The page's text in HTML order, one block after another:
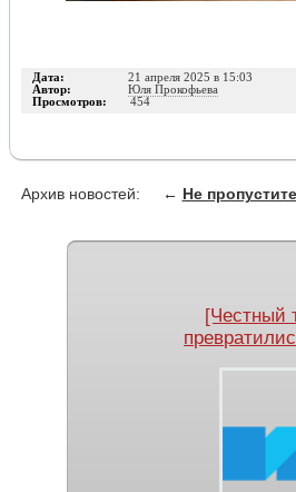
Дата: 21 апреля 2025 в 15:03
Автор: Юля Прокофьева
Просмотров: 454
Архив новостей: ← Не
[Честный